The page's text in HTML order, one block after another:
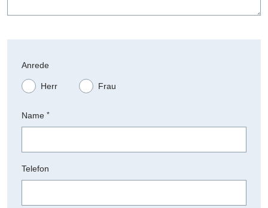
Anrede
Herr Frau
Name *
Telefon